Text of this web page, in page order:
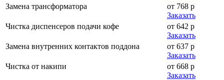
Замена трансформатора
от 768 р
Заказать
Чистка диспенсеров подачи кофе
от 642 р
Заказать
Замена внутренних контактов поддона
от 637 р
Заказать
Чистка от накипи
от 668 р
Заказать